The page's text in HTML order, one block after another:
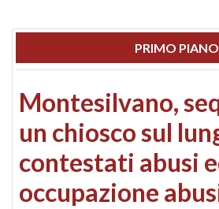
PRIMO PIANO
Montesilvano,
un chiosco sul
contestati abusi
occupazione